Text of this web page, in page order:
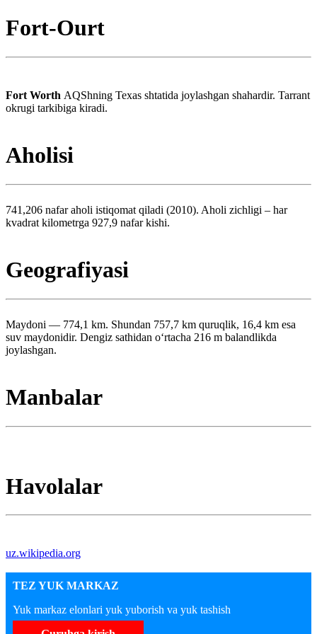
Fort-Ourt
Fort Worth AQShning Texas shtatida joylashgan shahardir. Tarrant
okrugi tarkibiga kiradi.
Aholisi
741,206 nafar aholi istiqomat qiladi (2010). Aholi zichligi – har
kvadrat kilometrga 927,9 nafar kishi.
Geografiyasi
Maydoni — 774,1 km. Shundan 757,7 km quruqlik, 16,4 km esa
suv maydonidir. Dengiz sathidan oʻrtacha 216 m balandlikda
joylashgan.
Manbalar
Havolalar
uz.wikipedia.org
TEZ YUK MARKAZ
Yuk markaz elonlari yuk yuborish va yuk tashish